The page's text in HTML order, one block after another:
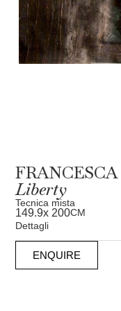
Liberty
Tecnica mista
149.9x 200CM
Dettagli
ENQUIRE